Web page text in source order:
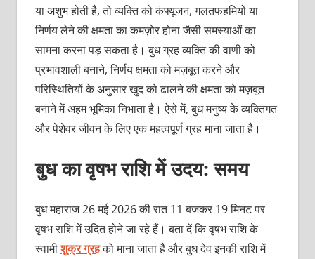
या अशुभ होती है, तो व्यक्ति को कंफ्यूजन, गलतफहमियों या
निर्णय लेने की क्षमता का कमज़ोर होना जैसी समस्याओं का
सामना करना पड़ सकता है। बुध ग्रह व्यक्ति की वाणी को
प्रभावशाली बनाने, निर्णय क्षमता को मज़बूत करने और
परिस्थितियों के अनुसार खुद को ढालने की क्षमता को मज़बूत
बनाने में अहम भूमिका निभाता है। ऐसे में, बुध मनुष्य के व्यक्तिगत
और पेशेवर जीवन के लिए एक महत्वपूर्ण ग्रह माना जाता है।
बुध का वृषभ राशि में उदय: समय
बुध महाराज 26 मई 2026 की रात 11 बजकर 19 मिनट पर
वृषभ राशि में उदित होने जा रहे हैं। बता दें कि वृषभ राशि के
स्वामीशुक्र ग्रहको माना जाता है और बुध देव इनकी राशि में